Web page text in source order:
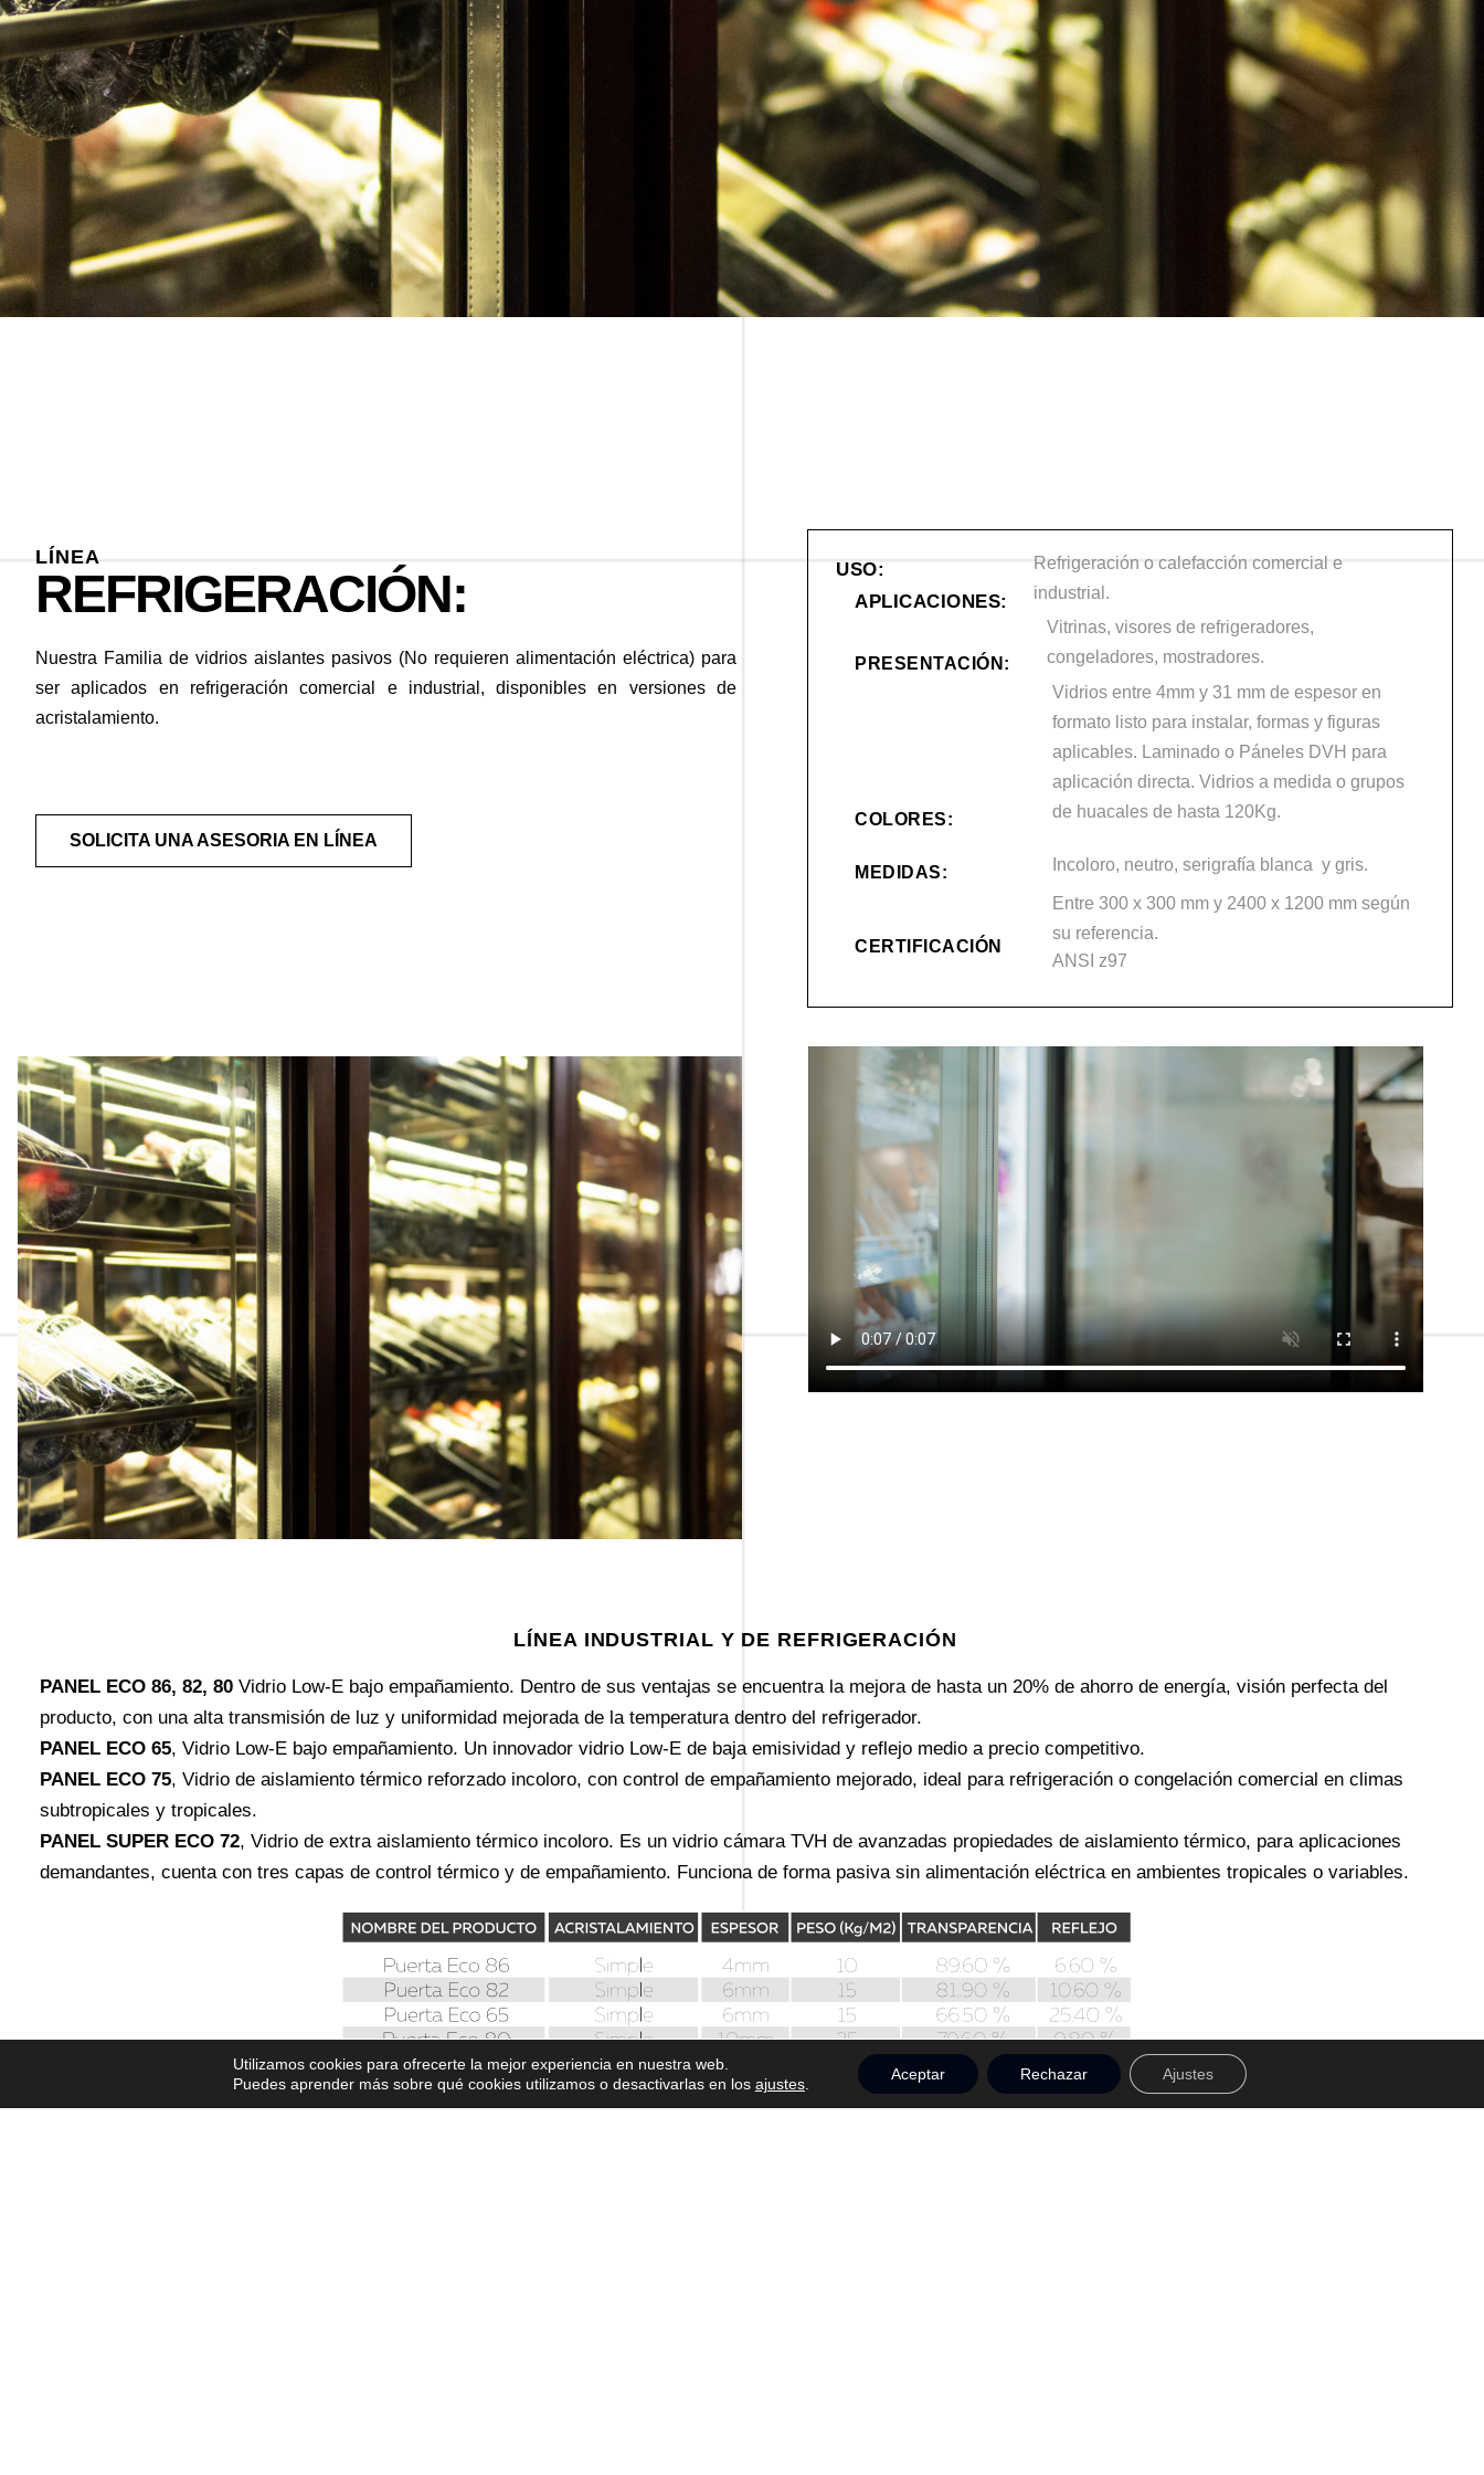
LÍNEA
REFRIGERACIÓN:
Nuestra Familia de vidrios aislantes pasivos (No requieren alimentación eléctrica) para
ser aplicados en refrigeración comercial e industrial, disponibles en versiones de
acristalamiento.
SOLICITA UNA ASESORIA EN LÍNEA
USO:
Refrigeración o calefacción comercial e
industrial.
APLICACIONES:
Vitrinas, visores de refrigeradores,
congeladores, mostradores.
PRESENTACIÓN:
Vidrios entre 4mm y 31 mm de espesor en
formato listo para instalar, formas y figuras
aplicables. Laminado o Páneles DVH para
aplicación directa. Vidrios a medida o grupos
de huacales de hasta 120Kg.
COLORES:
Incoloro, neutro, serigrafía blanca y gris.
MEDIDAS:
Entre 300 x 300 mm y 2400 x 1200 mm según
su referencia.
CERTIFICACIÓN
ANSI z97
LÍNEA INDUSTRIAL Y DE REFRIGERACIÓN
PANEL ECO 86, 82, 80 Vidrio Low-E bajo empañamiento. Dentro de sus ventajas se encuentra la mejora de hasta un 20% de ahorro de energía, visión perfecta del
producto, con una alta transmisión de luz y uniformidad mejorada de la temperatura dentro del refrigerador.
PANEL ECO 65, Vidrio Low-E bajo empañamiento. Un innovador vidrio Low-E de baja emisividad y reflejo medio a precio competitivo.
PANEL ECO 75, Vidrio de aislamiento térmico reforzado incoloro, con control de empañamiento mejorado, ideal para refrigeración o congelación comercial en climas
subtropicales y tropicales.
PANEL SUPER ECO 72, Vidrio de extra aislamiento térmico incoloro. Es un vidrio cámara TVH de avanzadas propiedades de aislamiento térmico, para aplicaciones
demandantes, cuenta con tres capas de control térmico y de empañamiento. Funciona de forma pasiva sin alimentación eléctrica en ambientes tropicales o variables.
Utilizamos cookies para ofrecerte la mejor experiencia en nuestra web.
Puedes aprender más sobre qué cookies utilizamos o desactivarlas en los ajustes.
Aceptar Rechazar Ajustes